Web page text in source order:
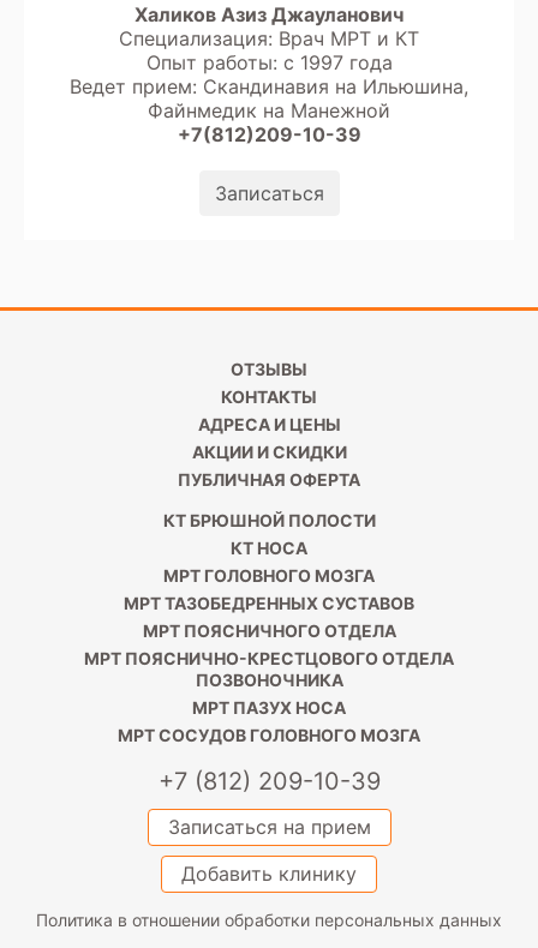
Халиков Азиз Джауланович
Специализация: Врач МРТ и КТ
Опыт работы: с 1997 года
Ведет прием: Скандинавия на Ильюшина,
Файнмедик на Манежной
+7(812)209-10-39
Записаться
ОТЗЫВЫ
КОНТАКТЫ
АДРЕСА И ЦЕНЫ
АКЦИИ И СКИДКИ
ПУБЛИЧНАЯ ОФЕРТА
КТ БРЮШНОЙ ПОЛОСТИ
КТ НОСА
МРТ ГОЛОВНОГО МОЗГА
МРТ ТАЗОБЕДРЕННЫХ СУСТАВОВ
МРТ ПОЯСНИЧНОГО ОТДЕЛА
МРТ ПОЯСНИЧНО-КРЕСТЦОВОГО ОТДЕЛА
ПОЗВОНОЧНИКА
МРТ ПАЗУХ НОСА
МРТ СОСУДОВ ГОЛОВНОГО МОЗГА
+7 (812) 209-10-39
Записаться на прием
Добавить клинику
Политика в отношении обработки персональных данных